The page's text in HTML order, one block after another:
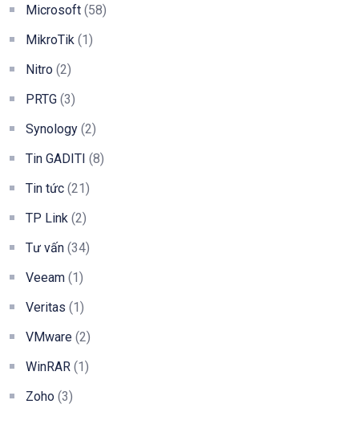
Microsoft (58)
MikroTik (1)
Nitro (2)
PRTG (3)
Synology (2)
Tin GADITI (8)
Tin tức (21)
TP Link (2)
Tư vấn (34)
Veeam (1)
Veritas (1)
VMware (2)
WinRAR (1)
Zoho (3)